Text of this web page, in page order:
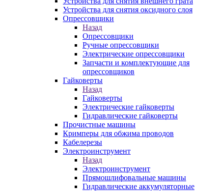
Устройства для снятия оксидного слоя
Опрессовщики
Назад
Опрессовщики
Ручные опрессовщики
Электрические опрессовщики
Запчасти и комплектующие для
опрессовщиков
Гайковерты
Назад
Гайковерты
Электрические гайковерты
Гидравлические гайковерты
Прочистные машины
Кримперы для обжима проводов
Кабелерезы
Электроинструмент
Назад
Электроинструмент
Прямошлифовальные машины
Гидравлические аккумуляторные